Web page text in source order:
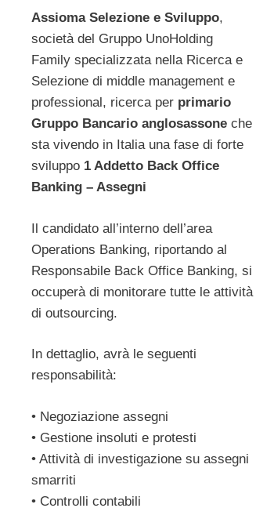
Assioma Selezione e Sviluppo,
società del Gruppo UnoHolding
Family specializzata nella Ricerca e
Selezione di middle management e
professional, ricerca per primario
Gruppo Bancario anglosassone che
sta vivendo in Italia una fase di forte
sviluppo 1 Addetto Back Office
Banking – Assegni
Il candidato all’interno dell’area
Operations Banking, riportando al
Responsabile Back Office Banking, si
occuperà di monitorare tutte le attività
di outsourcing.
In dettaglio, avrà le seguenti
responsabilità:
• Negoziazione assegni
• Gestione insoluti e protesti
• Attività di investigazione su assegni
smarriti
• Controlli contabili